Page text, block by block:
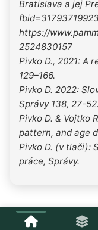
Bratislava a jej
https://
2524830157
Pivko D., 2021: A
129–166.
Pivko D. 2022:
Správy 138, 27-52.
Pivko D. & Vojtko
pattern, and age
Pivko D. (v tlači):
práce, Správy.